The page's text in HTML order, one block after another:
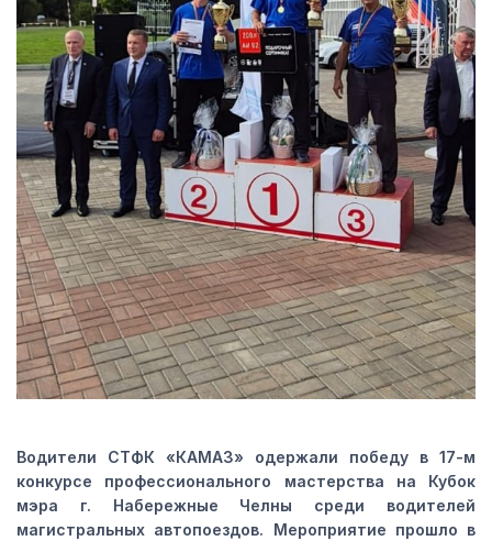
Водители СТФК «КАМАЗ» одержали победу в 17-м
конкурсе профессионального мастерства на Кубок
мэра г. Набережные Челны среди водителей
магистральных автопоездов. Мероприятие прошло в